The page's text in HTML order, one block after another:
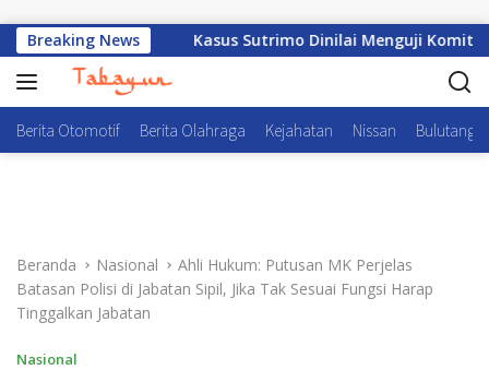
Breaking News
Dilihat Kasus Sutrimo Dinilai Menguji Komitmen
Berita Otomotif Berita Olahraga Kejahatan Nissan
Beranda Nasional
Ahli Hukum: Putusan MK Perjelas
Batasan Polisi di Jabatan Sipil, Jika Tak Sesuai Fungsi Harap
Tinggalkan Jabatan
Nasional